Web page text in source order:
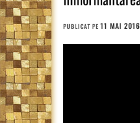
PUBLICAT PE 11 MAI 2016